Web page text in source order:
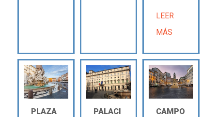
LEER
MÁS
PLAZA
PALACI
CAMPO